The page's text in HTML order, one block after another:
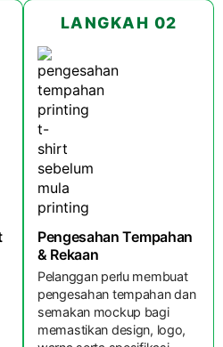
LANGKAH 02
Pengesahan Tempahan
& Rekaan
Pelanggan perlu membuat
pengesahan tempahan dan
semakan mockup bagi
memastikan design, logo,